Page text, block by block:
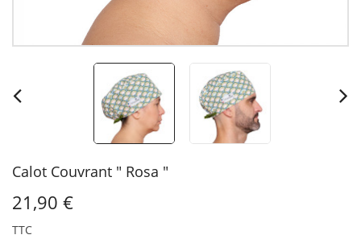
Calot Couvrant " Rosa "
21,90 €
TTC